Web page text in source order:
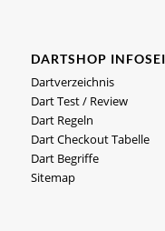
DARTSHOP
Dartverzeichnis
Dart Test / Review
Dart Regeln
Dart Checkout Tabelle
Dart Begriffe
Sitemap